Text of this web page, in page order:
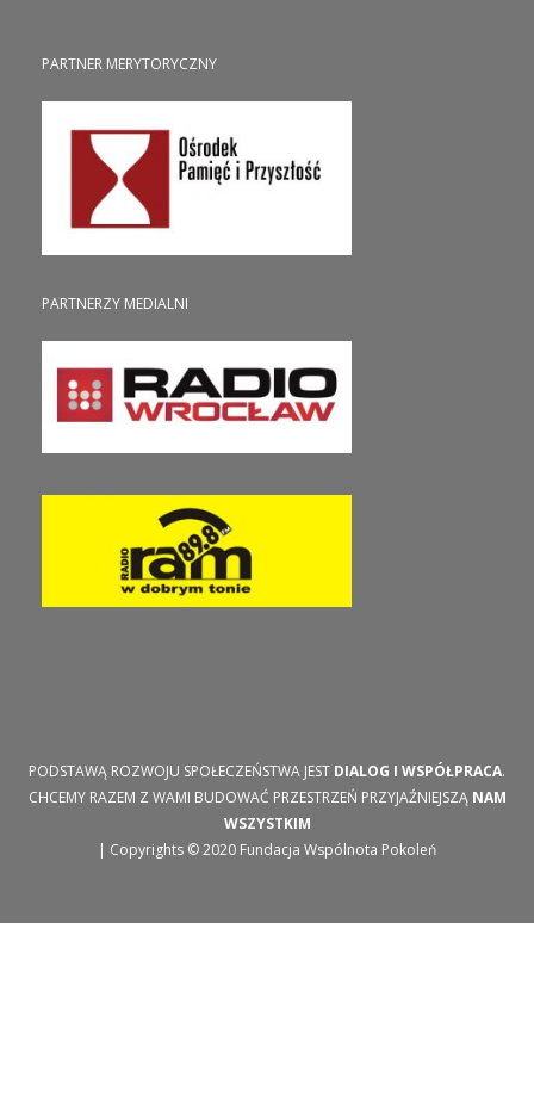
PARTNER MERYTORYCZNY
PARTNERZY MEDIALNI
PODSTAWĄ ROZWOJU SPOŁECZEŃSTWA JEST DIALOG I WSPÓŁPRACA.
CHCEMY RAZEM Z WAMI BUDOWAĆ PRZESTRZEŃ PRZYJAŹNIEJSZĄ NAM
WSZYSTKIM
| Copyrights © 2020 Fundacja Wspólnota Pokoleń